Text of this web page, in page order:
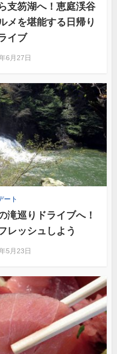
支笏湖へ！恵庭渓谷
メを堪能する日帰り
イブ
6月27日
ート
滝巡りドライブへ！
レッシュしよう
5月23日